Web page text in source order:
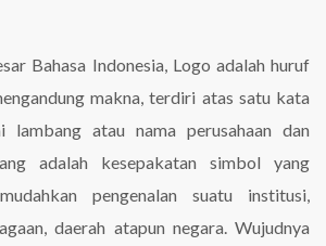
Bahasa Indonesia, Logo adalah huruf
makna, terdiri atas satu kata
lambang atau nama perusahaan dan
adalah kesepakatan simbol yang
pengenalan suatu institusi,
daerah atapun negara. Wujudnya